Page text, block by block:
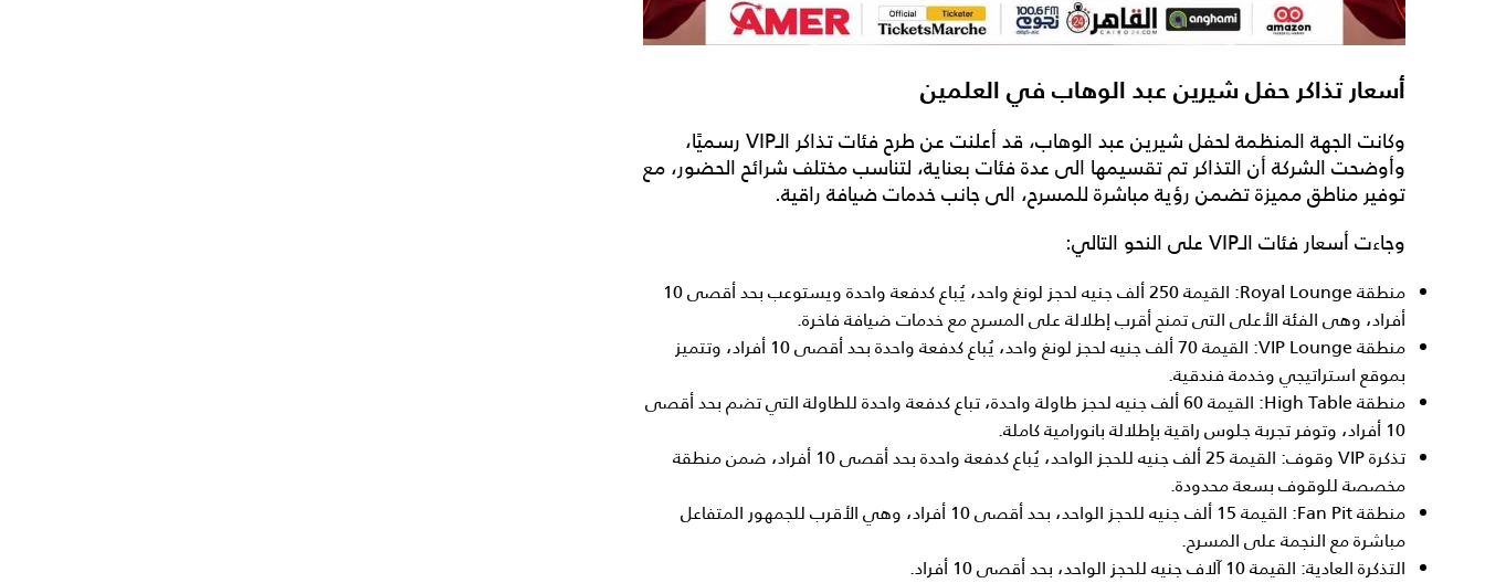
أسعار تذاكر حفل شيرين عبد الوهاب في العلمين
وكانت الجهة المنظمة لحفل شيرين عبد الوهاب، قد أعلنت عن طرح فئات تذاكر الـVIP رسميًا،
وأوضحت الشركة أن التذاكر تم تقسيمها الى عدة فئات بعناية، لتناسب مختلف شرائح الحضور، مع
توفير مناطق مميزة تضمن رؤية مباشرة للمسرح، الى جانب خدمات ضيافة راقية.
وجاءت أسعار فئات الـVIP على النحو التالي:
منطقة Royal Lounge: القيمة 250 ألف جنيه لحجز لونغ واحد، يُباع كدفعة واحدة ويستوعب بحد أقصى 10
أفراد، وهى الفئة الأعلى التى تمنح أقرب إطلالة على المسرح مع خدمات ضيافة فاخرة.
منطقة VIP Lounge: القيمة 70 ألف جنيه لحجز لونغ واحد، يُباع كدفعة واحدة بحد أقصى 10 أفراد، وتتميز
بموقع استراتيجي وخدمة فندقية.
منطقة High Table: القيمة 60 ألف جنيه لحجز طاولة واحدة، تباع كدفعة واحدة للطاولة التي تضم بحد أقصى
10 أفراد، وتوفر تجربة جلوس راقية بإطلالة بانورامية كاملة.
تذكرة VIP وقوف: القيمة 25 ألف جنيه للحجز الواحد، يُباع كدفعة واحدة بحد أقصى 10 أفراد، ضمن منطقة
مخصصة للوقوف بسعة محدودة.
منطقة Fan Pit: القيمة 15 ألف جنيه للحجز الواحد، بحد أقصى 10 أفراد، وهي الأقرب للجمهور المتفاعل
مباشرة مع النجمة على المسرح.
التذكرة العادية: القيمة 10 آلاف جنيه للحجز الواحد، بحد أقصى 10 أفراد.